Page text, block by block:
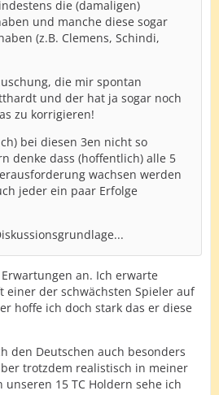
die (damaligen)
und manche diese sogar
(z.B. Clemens, Schindi,
die mir spontan
und der hat ja sogar noch
zu korrigieren!
bei diesen 3en nicht so
denke dass (hoffentlich) alle 5
wachsen werden
jeder ein paar Erfolge
an. Ich erwarte
einer der schwächsten Spieler auf
hoffe ich doch stark das er diese
den Deutschen auch besonders
trotzdem realistisch in meiner
15 TC Holdern sehe ich